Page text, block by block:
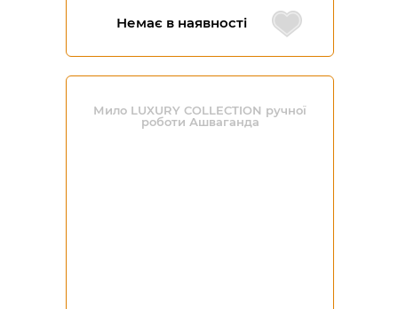
Немає в наявності
Мило LUXURY COLLECTION ручної
роботи Ашваганда